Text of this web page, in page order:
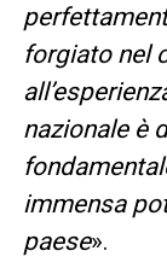
forgiato nel
nazionale è
immensa
paese».